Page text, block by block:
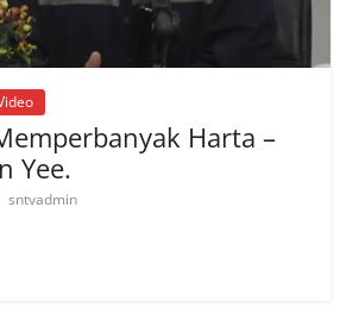
Harta –
Yee.
sntvadmin